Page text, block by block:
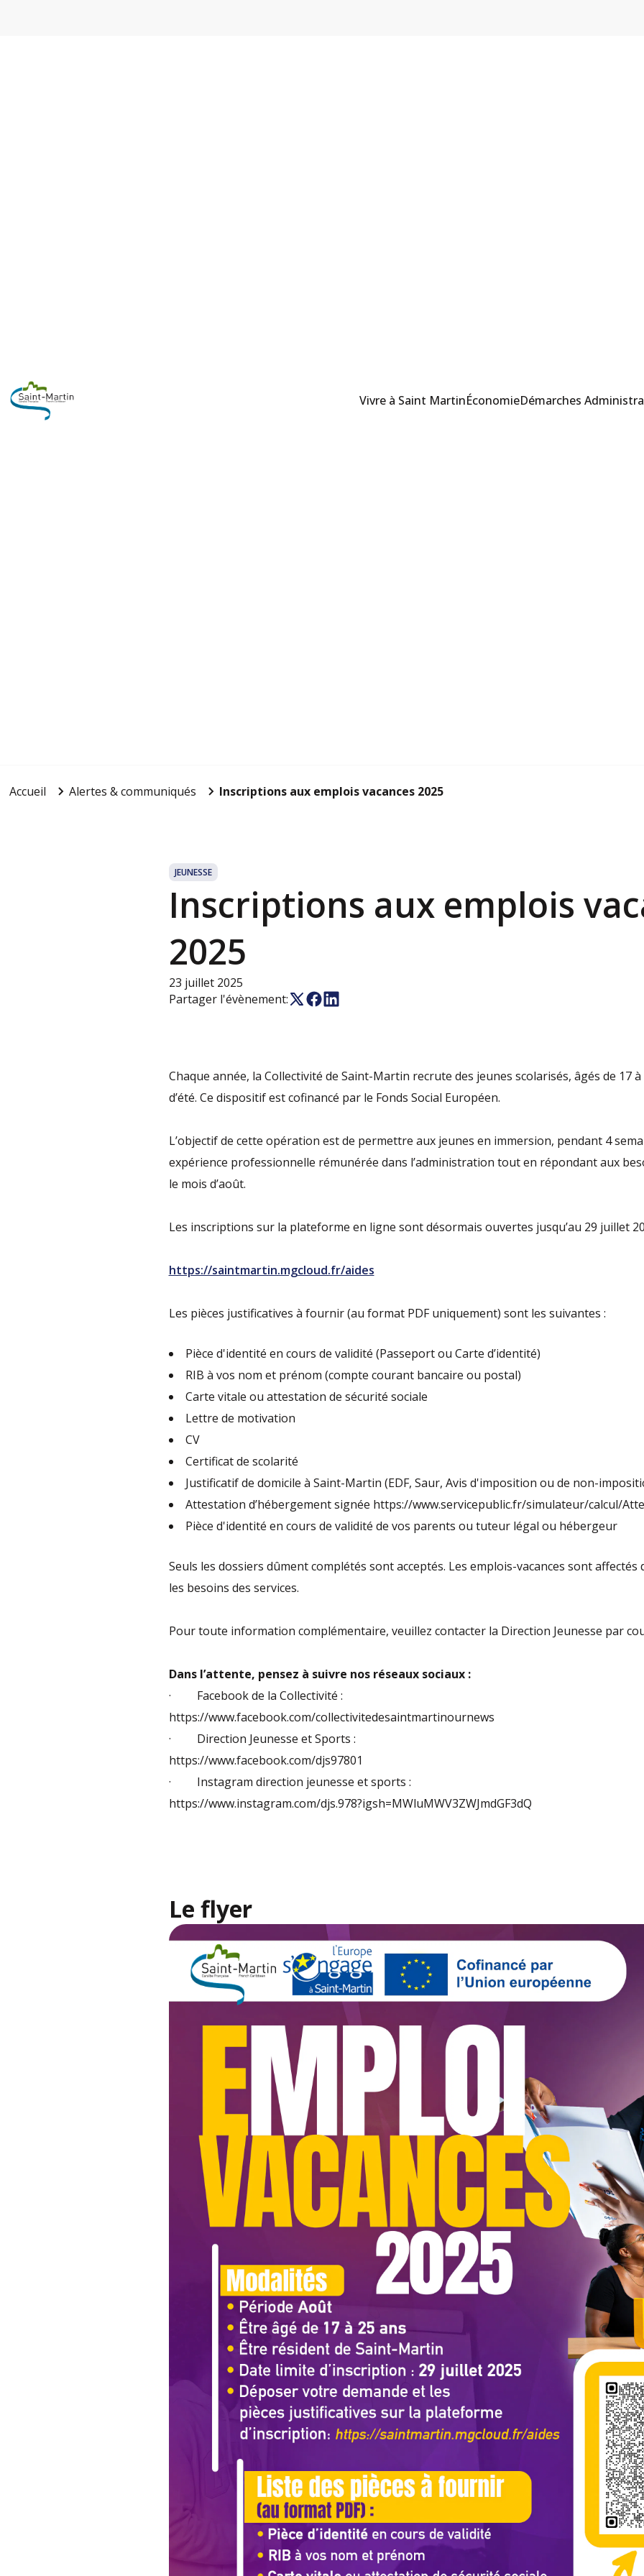
Vivre à Saint MartinÉconomieDémarches
Accueil Alertes & communiqués Inscriptions aux emplois vacances 2025
JEUNESSE
Inscriptions aux emplois
2025
23 juillet 2025
Partager l'évènement:
Chaque année, la Collectivité de Saint-Martin recrute des jeunes scolarisés, âgés de 17
d’été. Ce dispositif est cofinancé par le Fonds Social Européen.
L’objectif de cette opération est de permettre aux jeunes en immersion, pendant 4
expérience professionnelle rémunérée dans l’administration tout en répondant aux
le mois d’août.
Les inscriptions sur la plateforme en ligne sont désormais ouvertes jusqu’au 29 juillet
https://saintmartin.mgcloud.fr/aides
Les pièces justificatives à fournir (au format PDF uniquement) sont les suivantes :
Pièce d'identité en cours de validité (Passeport ou Carte d’identité)
RIB à vos nom et prénom (compte courant bancaire ou postal)
Carte vitale ou attestation de sécurité sociale
Lettre de motivation
CV
Certificat de scolarité
Justificatif de domicile à Saint-Martin (EDF, Saur, Avis d'imposition ou de non-
Attestation d’hébergement signée https://www.servicepublic.fr/simulateur/calcul/
Pièce d'identité en cours de validité de vos parents ou tuteur légal ou hébergeur
Seuls les dossiers dûment complétés sont acceptés. Les emplois-vacances sont
les besoins des services.
Pour toute information complémentaire, veuillez contacter la Direction Jeunesse par
Dans l’attente, pensez à suivre nos réseaux sociaux :
· Facebook de la Collectivité :
https://www.facebook.com/collectivitedesaintmartinournews
· Direction Jeunesse et Sports :
https://www.facebook.com/djs97801
· Instagram direction jeunesse et sports :
https://www.instagram.com/djs.978?igsh=MWluMWV3ZWJmdGF3dQ
Le flyer